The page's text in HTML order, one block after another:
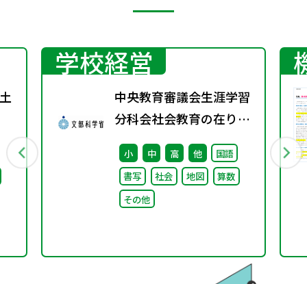
学校経営
中央教育審議会生涯学習
分科会社会教育の在り方
に関する特別部会（第1
回） 配布資料
小 中 高 他
国語
書写
社会 地図
算数
その他